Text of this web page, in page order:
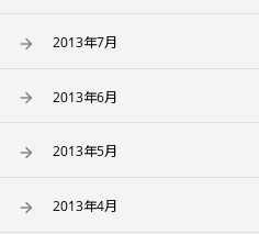
2013年7月
2013年6月
2013年5月
2013年4月